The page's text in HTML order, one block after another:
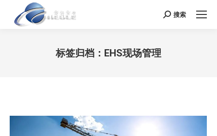
Search:
搜索
标签归档： EHS现场管理